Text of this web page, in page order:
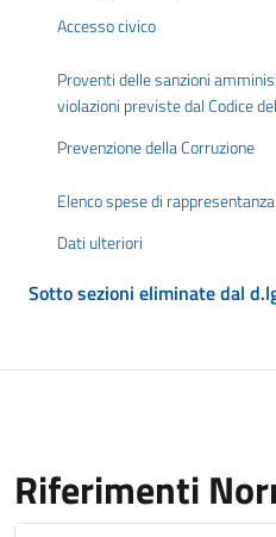
Accesso civico
Proventi delle sanzioni
violazioni previste dal Codice
Prevenzione della Corruzione
Elenco spese di rappresentanza
Dati ulteriori
Sotto sezioni eliminate dal
Riferimenti